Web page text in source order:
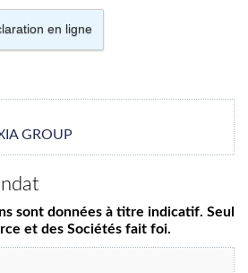
en ligne
GROUP
sont données à titre indicatif. Seul
et des Sociétés fait foi.